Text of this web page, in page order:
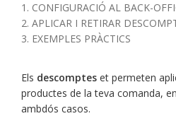
1. CONFIGURACIÓ AL BACK-
2. APLICAR I RETIRAR
3. EXEMPLES PRÀCTICS
Els descomptes et permeten
productes de la teva comanda,
ambdós casos.